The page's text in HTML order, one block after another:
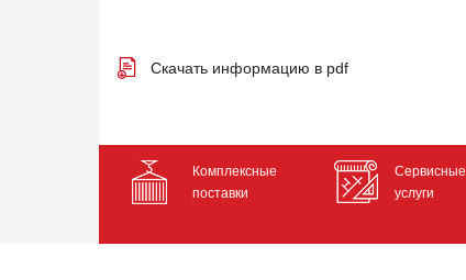
Скачать информацию в pdf
Комплексные
поставки
Сервисные
услуги